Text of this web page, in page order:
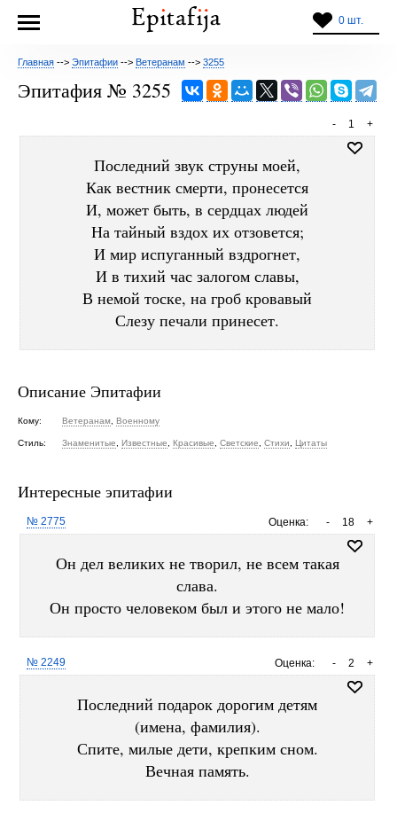
0 шт.
Главная --> Эпитафии --> Ветеранам --> 3255
Эпитафия № 3255
+
1
-
Последний звук струны моей,
Как вестник смерти, пронесется
И, может быть, в сердцах людей
На тайный вздох их отзовется;
И мир испуганный вздрогнет,
И в тихий час залогом славы,
В немой тоске, на гроб кровавый
Слезу печали принесет.
Описание Эпитафии
Кому: Ветеранам Военному
Стиль: Знаменитые Известные Красивые Светские Стихи Цитаты
Интересные эпитафии
Оценка: +
18
-
№ 2775
Он дел великих не творил, не всем такая
слава.
Он просто человеком был и этого не мало!
Оценка: +
2
-
№ 2249
Последний подарок дорогим детям
(имена, фамилия).
Спите, милые дети, крепким сном.
Вечная память.